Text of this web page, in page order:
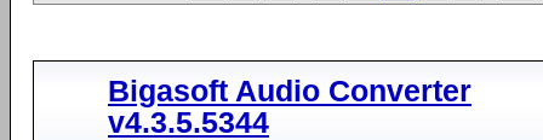
Bigasoft Audio Converter
v4.3.5.5344